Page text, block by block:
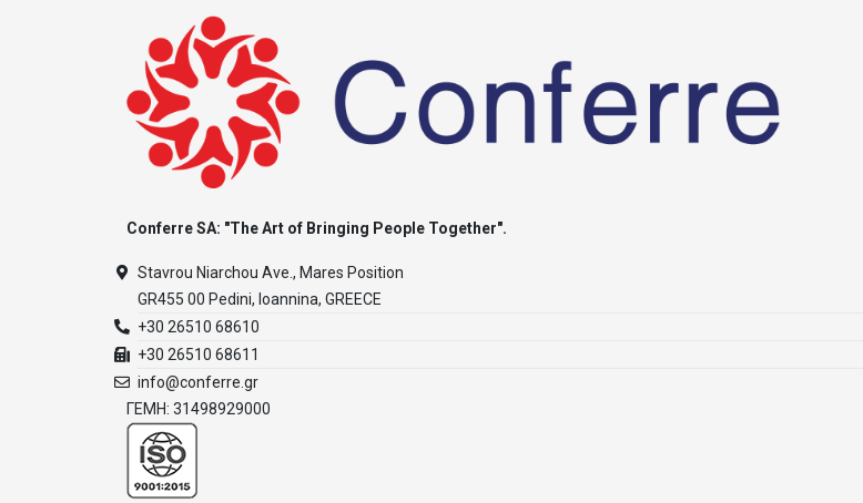
Conferre SA: "The Art of Bringing People Together".
Stavrou Niarchou Ave., Mares Position
GR455 00 Pedini, Ioannina, GREECE
+30 26510 68610
+30 26510 68611
info@conferre.gr
ΓΕΜΗ: 31498929000